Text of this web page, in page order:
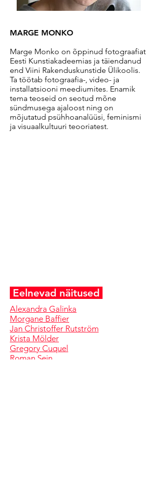
MARGE MONKO
Marge Monko on õppinud fotograafiat
Eesti Kunstiakadeemias ja täiendanud
end Viini Rakenduskunstide Ülikoolis.
Ta töötab fotograafia-, video- ja
installatsiooni meediumites. Enamik
tema teoseid on seotud mõne
sündmusega ajaloost ning on
mõjutatud psühhoanalüüsi, feminismi
ja visuaalkultuuri teooriatest.
Eelnevad näitused
Alexandra Galinka
Morgane Baffier
Jan Christoffer Rutström
Krista Mölder
Gregory Cuquel
Roman Sein